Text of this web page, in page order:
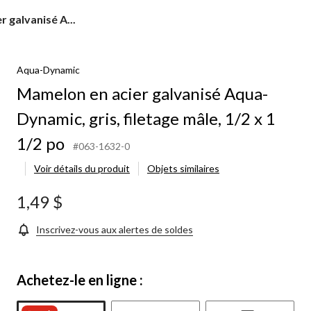
galvanisé A...
Aqua-Dynamic
Mamelon en acier galvanisé Aqua-
Dynamic, gris, filetage mâle, 1/2 x 1
1/2 po
#063-1632-0
Voir détails du produit
Objets similaires
1,49 $
Inscrivez-vous aux alertes de soldes
Achetez-le en ligne :